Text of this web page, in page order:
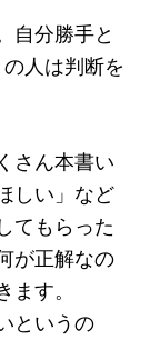
自分勝手と
人は判断を
さん本書い
しい」など
てもらった
が正解なの
す。
というの